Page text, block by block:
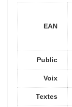
EAN
Public
Voix
Textes